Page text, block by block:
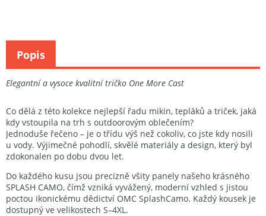
Elegantní a vysoce kvalitní tričko One More Cast
Co dělá z této kolekce nejlepší řadu mikin, tepláků a triček, jaká
kdy vstoupila na trh s outdoorovým oblečením?
Jednoduše řečeno – je o třídu výš než cokoliv, co jste kdy nosili
u vody. Výjimečné pohodlí, skvělé materiály a design, který byl
zdokonalen po dobu dvou let.
Do každého kusu jsou precizně všity panely našeho krásného
SPLASH CAMO, čímž vzniká vyvážený, moderní vzhled s jistou
poctou ikonickému dědictví OMC SplashCamo. Každý kousek je
dostupný ve velikostech S–4XL .
Popis